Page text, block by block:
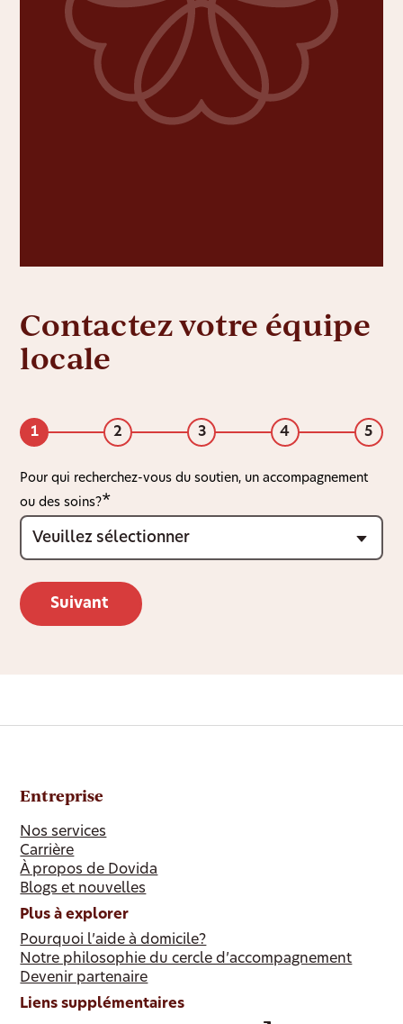
Contactez votre équipe
locale
1 2 3 4 5
Pour qui recherchez-vous du soutien, un accompagnement
ou des soins?
Entreprise
Nos services
Carrière
À propos de Dovida
Blogs et nouvelles
Plus à explorer
Pourquoi l’aide à domicile?
Notre philosophie du cercle d’accompagnement
Devenir partenaire
Liens supplémentaires